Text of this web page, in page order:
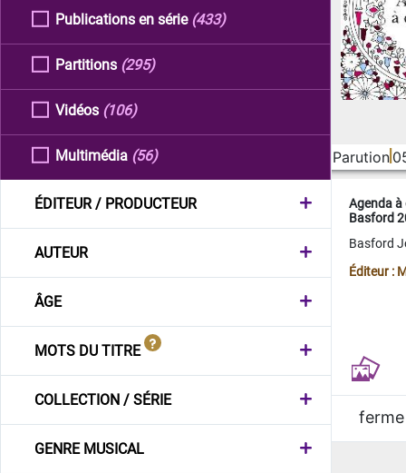
Publications en série (433)
Partitions (295)
Vidéos (106)
Multimédia (56)
ÉDITEUR / PRODUCTEUR
AUTEUR
ÂGE
MOTS DU TITRE
COLLECTION / SÉRIE
GENRE MUSICAL
Parution
Agenda
Basford
Basford
Éditeur :
ferme